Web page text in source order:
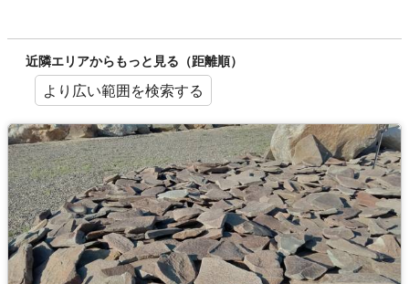
近隣エリアからもっと見る（距離順）
より広い範囲を検索する